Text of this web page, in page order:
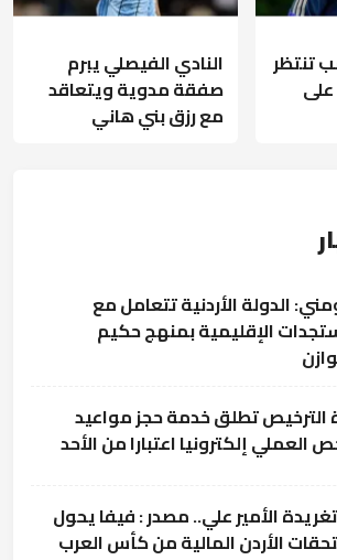
تنتظر
على
النادي الفيصلي يبرم
صفقة مدوية ويتعاقد
مع رزق بني هاني
الدولة الأردنية تتعامل مع
الإقليمية بمنهج حكيم
الترخيص تطلق خدمة حجز مواعيد
العملي إلكترونيا اعتبارا من الأحد
الأمير علي.. مصدر : فيفا يحول
الأردن المالية من كأس العرب